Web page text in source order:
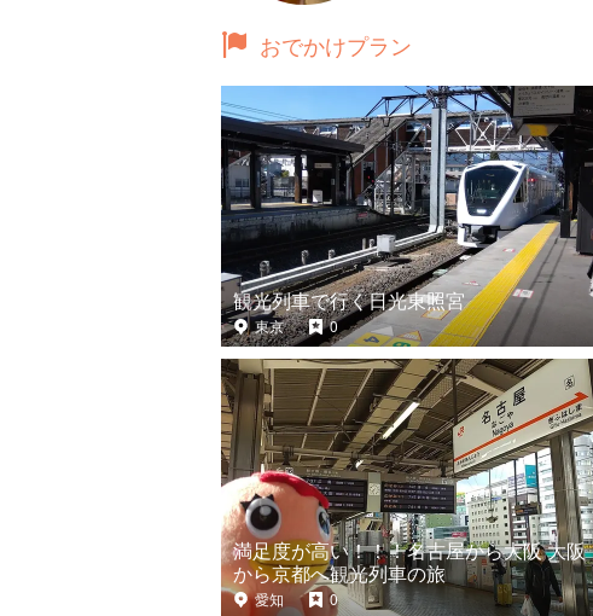
おでかけプラン
観光列車で行く日光東照宮
東京 0
満足度が高い！！！名古屋から大阪 大阪
から京都へ観光列車の旅
愛知 0